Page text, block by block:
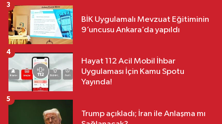
BİK Uygulamalı Mevzuat Eğitiminin
9’uncusu Ankara’da yapıldı
3
Hayat 112 Acil Mobil İhbar
Uygulaması İçin Kamu Spotu
Yayında!
4
Trump açıkladı; İran ile Anlaşma mı
5